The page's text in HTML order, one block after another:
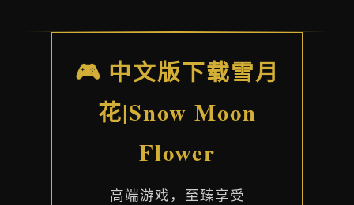
🎮 中文版下载雪月
花|Snow Moon
Flower
高端游戏，至臻享受